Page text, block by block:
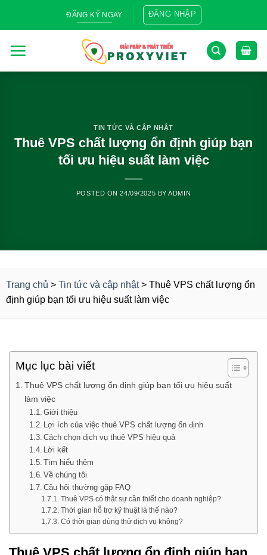
ĐĂNG KÝ NGAY ĐĂNG NHẬP
TIN TỨC VÀ CẬP NHẬT
Thuê VPS chất lượng ổn định giúp bạn
tối ưu hiệu suất làm việc
POSTED ON24/09/2025 BYADMIN
Trang chủ > Tin tức và cập nhật> Thuê VPS chất lượng ổn
định giúp bạn tối ưu hiệu suất làm việc
Mục lục bài viết
Thuê VPS chất lượng ổn định giúp bạn tối ưu hiệu suất
làm việc
Giới thiệu
Lợi ích của việc thuê VPS chất lượng ổn định
Cách chọn dịch vụ thuê VPS hiệu quả
Lời kết
Tìm hiểu thêm
Về chúng tôi
Câu hỏi thường gặp FAQ
Thuê VPS có thật sự cần thiết cho doanh nghiệp?
Thời gian hỗ trợ kỹ thuật là thế nào?
Có thời gian dùng thử dịch vụ không?